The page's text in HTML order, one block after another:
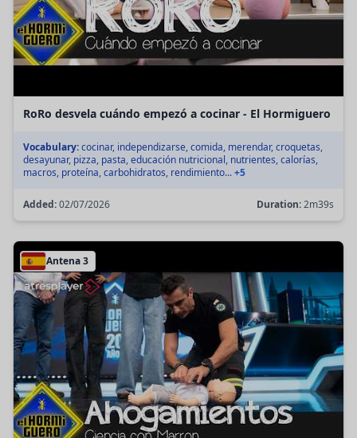
RoRo desvela cuándo empezó a cocinar - El Hormiguero
Vocabulary:cocinar, independizarse, comida, merendar, croquetas,
desayunar, pizza, pasta, educación nutricional, nutrientes, calorías,
macros, proteína, carbohidratos, rendimiento...+5
Added:02/07/2026 Duration:2m39s
Antena 3